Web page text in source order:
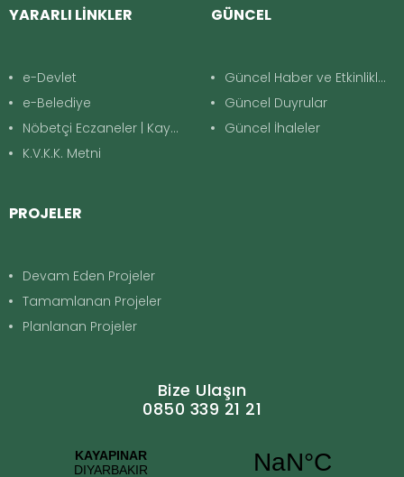
YARARLI LİNKLER
e-Devlet
e-Belediye
Nöbetçi Eczaneler | Kayapınar
K.V.K.K. Metni
GÜNCEL
Güncel Haber ve Etkinlikler
Güncel Duyrular
Güncel İhaleler
PROJELER
Devam Eden Projeler
Tamamlanan Projeler
Planlanan Projeler
Bize Ulaşın
0850 339 21 21